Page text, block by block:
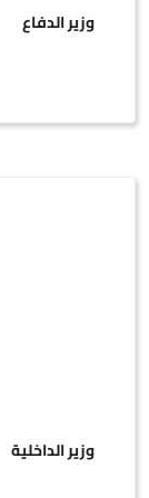
وزير الدفاع
وزير الداخلية